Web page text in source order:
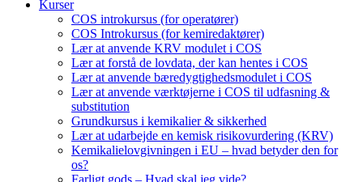
Kurser
COS introkursus (for operatører)
COS Introkursus (for kemiredaktører)
Lær at anvende KRV modulet i COS
Lær at forstå de lovdata, der kan hentes i COS
Lær at anvende bæredygtighedsmodulet i COS
Lær at anvende værktøjerne i COS til udfasning &
substitution
Grundkursus i kemikalier & sikkerhed
Lær at udarbejde en kemisk risikovurdering (KRV)
Kemikalielovgivningen i EU – hvad betyder den for
os?
Farligt gods – Hvad skal jeg vide?